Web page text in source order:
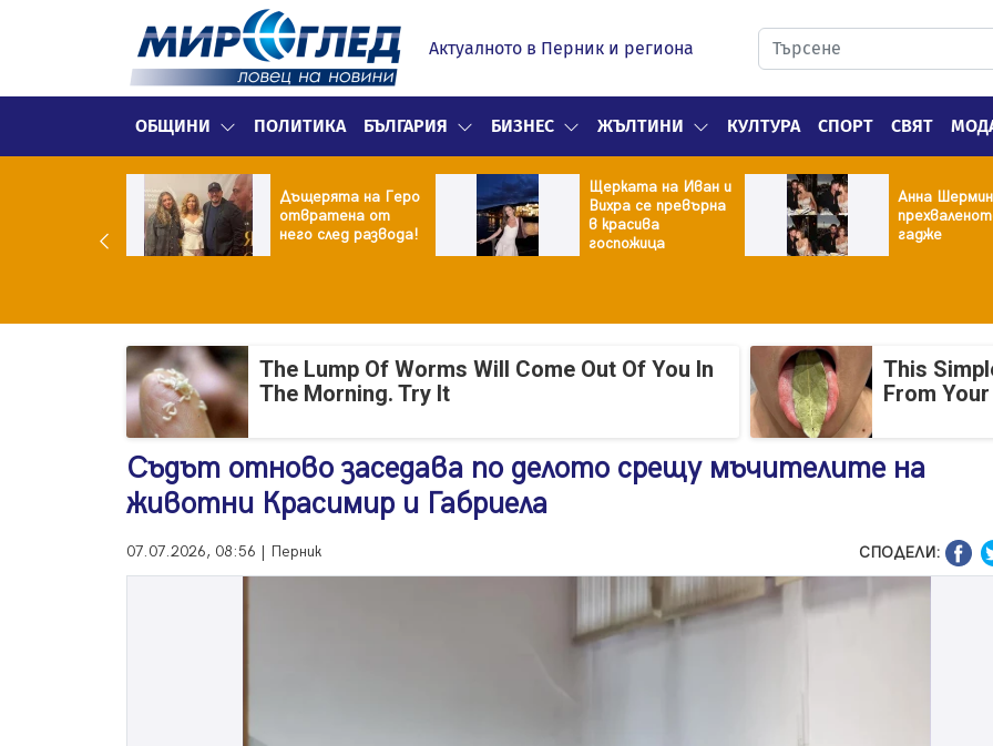
Актуалното в Перник и региона
ОБЩИНИ ПОЛИТИКА БЪЛГАРИЯ БИЗНЕС ЖЪЛТИНИ КУЛТУРА СПОРТ СВЯТ
Дъщерята на Геро
отвратена от
него след развода!
Щерката на Иван и
Вихра се превърна
в красива
госпожица
Анна Шермин
гадже
The Lump Of Worms Will Come Out Of You In
The Morning. Try It
This
From
Съдът отново заседава по делото срещу мъчителите на
животни Красимир и Габриела
07.07.2026, 08:56 | Перник СПОДЕЛИ: